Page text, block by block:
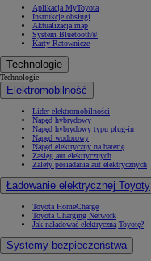
Aplikacja MyToyota
Instrukcje obsługi
Aktualizacja map
System Bluetooth®
Karty Ratownicze
Technologie
Technologie
Elektromobilność
Lider elektromobilności
Napęd hybrydowy
Napęd hybrydowy typu plug-in
Napęd wodorowy
Napęd elektryczny na baterię
Zasięg aut elektrycznych
Zalety posiadania aut elektrycznych
Ładowanie elektrycznej Toyoty
Toyota HomeCharge
Toyota Charging Network
Jak naładować elektryczną Toyotę?
Systemy bezpieczeństwa